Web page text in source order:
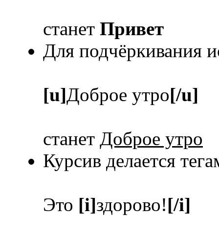
станет Привет
Для подчёркивания
[u]Доброе утро[/u]
станет Доброе утро
Курсив делается
Это [i]здорово![/i]